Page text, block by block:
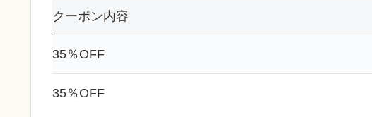
クーポン内容
35％OFF
35％OFF